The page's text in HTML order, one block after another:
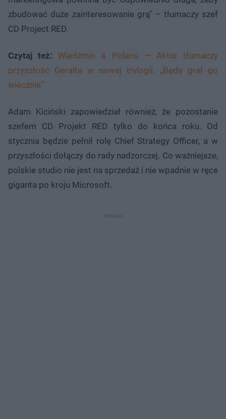
zbudować duże zainteresowanie grą" – tłumaczy szef
CD Project RED.
Czytaj też:
Wiedźmin 4 Polaris — Aktor tłumaczy
przyszłość Geralta w nowej trylogii. „Będę grał go
wiecznie”
Adam Kiciński zapowiedział również, że pozostanie
szefem CD Projekt RED tylko do końca roku. Od
stycznia będzie pełnił rolę Chief Strategy Officer, a w
przyszłości dołączy do rady nadzorczej. Co ważniejsze,
polskie studio nie jest na sprzedaż i nie wpadnie w ręce
giganta po kroju Microsoft.